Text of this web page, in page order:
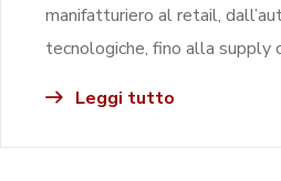
manifatturiero al retail,
tecnologiche, fino alla supply
Leggi tutto